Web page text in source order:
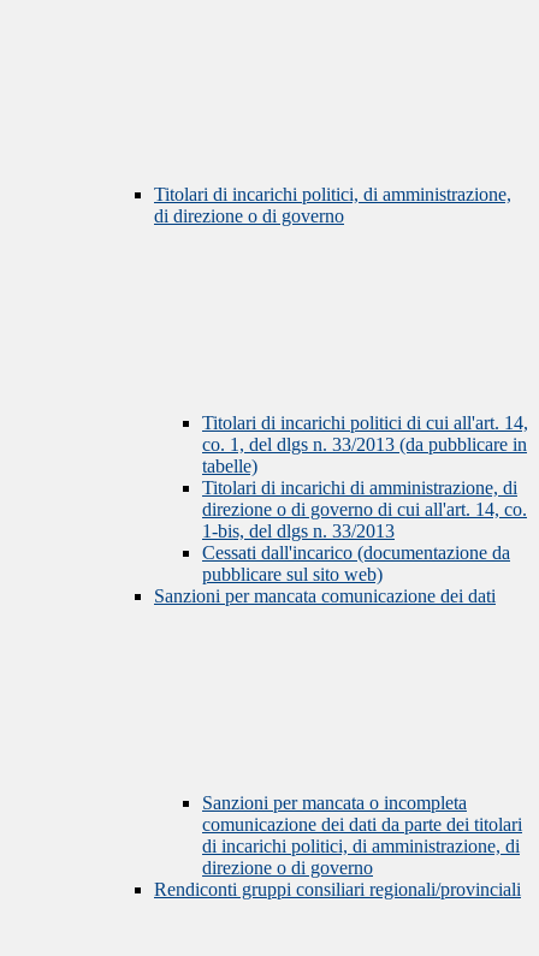
Titolari di incarichi politici, di amministrazione,
di direzione o di governo
Titolari di incarichi politici di cui all'art. 14,
co. 1, del dlgs n. 33/2013 (da pubblicare in
tabelle)
Titolari di incarichi di amministrazione, di
direzione o di governo di cui all'art. 14, co.
1-bis, del dlgs n. 33/2013
Cessati dall'incarico (documentazione da
pubblicare sul sito web)
Sanzioni per mancata comunicazione dei dati
Sanzioni per mancata o incompleta
comunicazione dei dati da parte dei titolari
di incarichi politici, di amministrazione, di
direzione o di governo
Rendiconti gruppi consiliari regionali/provinciali